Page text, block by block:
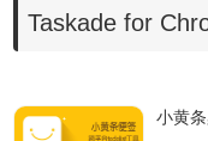
Taskade for
小黄